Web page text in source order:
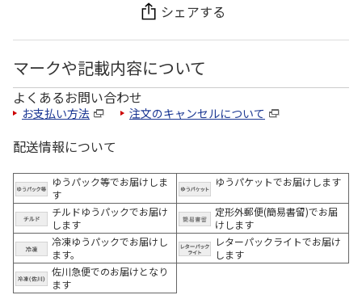
シェアする
マークや記載内容について
よくあるお問い合わせ
お支払い方法 注文のキャンセルについて
配送情報について
ゆうパック等でお届けしま
す
ゆうパケットでお届けします
チルドゆうパックでお届け
します
定形外郵便(簡易書留)でお届
けします
冷凍ゆうパックでお届けし
ます。
レターパックライトでお届け
します
佐川急便でのお届けとなり
ます